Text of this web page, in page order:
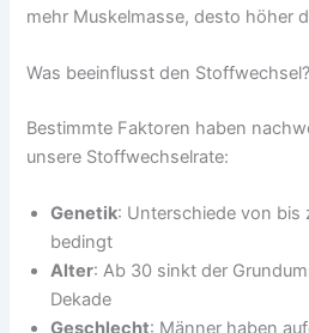
mehr Muskelmasse, desto höher
Was beeinflusst den Stoffwechsel?
Bestimmte Faktoren haben
unsere Stoffwechselrate:
Genetik: Unterschiede von bis
bedingt
Alter: Ab 30 sinkt der
Dekade
Geschlecht: Männer haben